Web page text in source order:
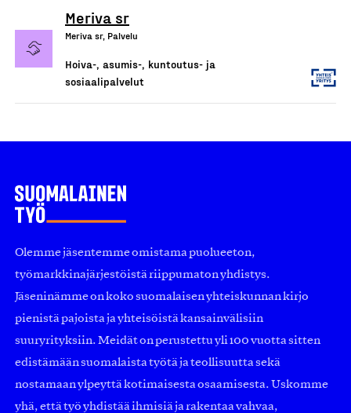
Meriva sr
Meriva sr, Palvelu
Hoiva-, asumis-, kuntoutus- ja
sosiaalipalvelut
Olemme jäsentemme omistama puolueeton,
työmarkkinajärjestöistä riippumaton yhdistys.
Jäseninämme on koko suomalaisen yhteiskunnan kirjo
pienistä pajoista ja yhteisöistä kansainvälisiin
suuryrityksiin. Meidät on perustettu yli 100 vuotta sitten
edistämään suomalaista työtä ja teollisuutta sekä
nostamaan ylpeyttä kotimaisesta osaamisesta. Uskomme
yhä, että työ yhdistää ihmisiä ja rakentaa vahvaa,